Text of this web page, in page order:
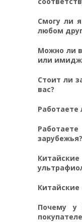
Смогу ли
любом
Можно ли
или
Стоит ли
вас?
Работаете
зарубежья?
Китайские
Почему у